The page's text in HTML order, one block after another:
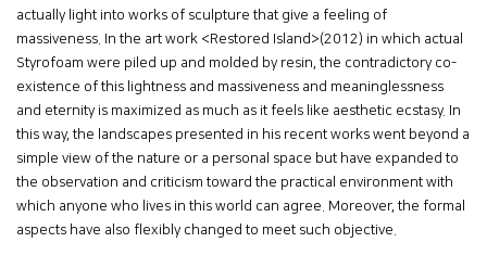
actually light into works of sculpture that give a feeling of
massiveness. In the art work <Restored Island>(2012) in which actual
Styrofoam were piled up and molded by resin, the contradictory co-
existence of this lightness and massiveness and meaninglessness
and eternity is maximized as much as it feels like aesthetic ecstasy. In
this way, the landscapes presented in his recent works went beyond a
simple view of the nature or a personal space but have expanded to
the observation and criticism toward the practical environment with
which anyone who lives in this world can agree. Moreover, the formal
aspects have also flexibly changed to meet such objective.